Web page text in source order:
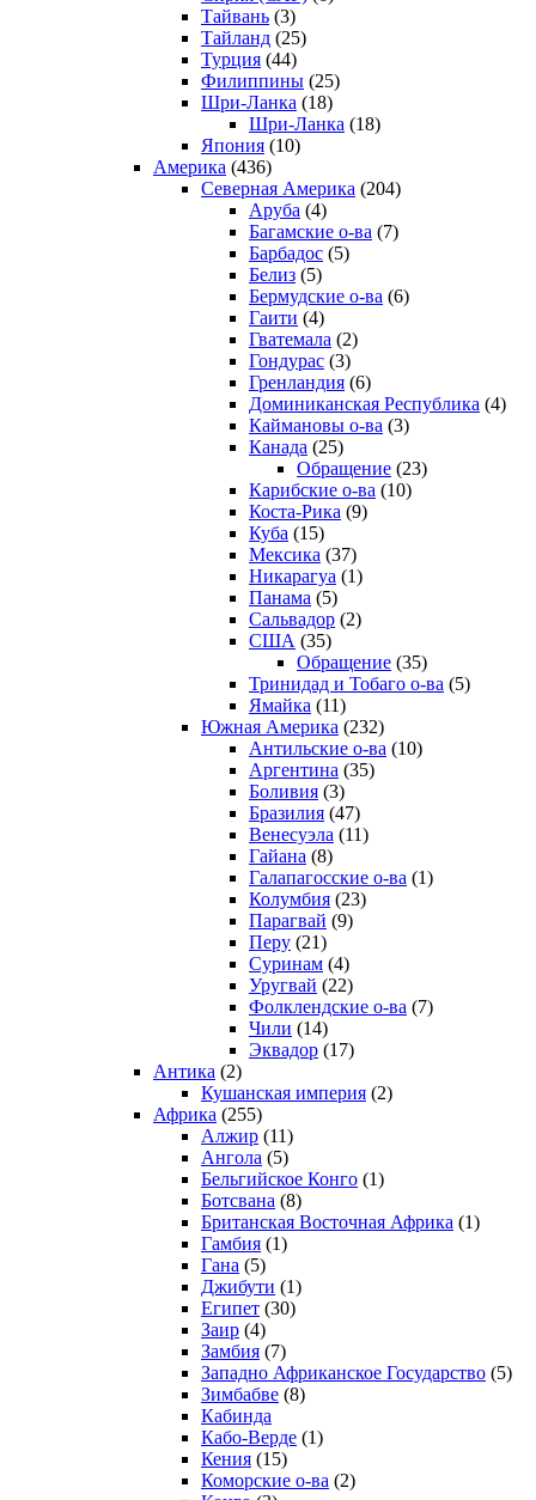
Тайвань (3)
Тайланд (25)
Турция (44)
Филиппины (25)
Шри-Ланка (18)
Шри-Ланка (18)
Япония (10)
Америка (436)
Северная Америка (204)
Аруба (4)
Багамские о-ва (7)
Барбадос (5)
Белиз (5)
Бермудские о-ва (6)
Гаити (4)
Гватемала (2)
Гондурас (3)
Гренландия (6)
Доминиканская Республика (4)
Каймановы о-ва (3)
Канада (25)
Обращение (23)
Карибские о-ва (10)
Коста-Рика (9)
Куба (15)
Мексика (37)
Никарагуа (1)
Панама (5)
Сальвадор (2)
США (35)
Обращение (35)
Тринидад и Тобаго о-ва (5)
Ямайка (11)
Южная Америка (232)
Антильские о-ва (10)
Аргентина (35)
Боливия (3)
Бразилия (47)
Венесуэла (11)
Гайана (8)
Галапагосские о-ва (1)
Колумбия (23)
Парагвай (9)
Перу (21)
Суринам (4)
Уругвай (22)
Фолклендские о-ва (7)
Чили (14)
Эквадор (17)
Антика (2)
Кушанская империя (2)
Африка (255)
Алжир (11)
Ангола (5)
Бельгийское Конго (1)
Ботсвана (8)
Британская Восточная Африка (1)
Гамбия (1)
Гана (5)
Джибути (1)
Египет (30)
Заир (4)
Замбия (7)
Западно Африканское Государство (5)
Зимбабве (8)
Кабинда
Кабо-Верде (1)
Кения (15)
Коморские о-ва (2)